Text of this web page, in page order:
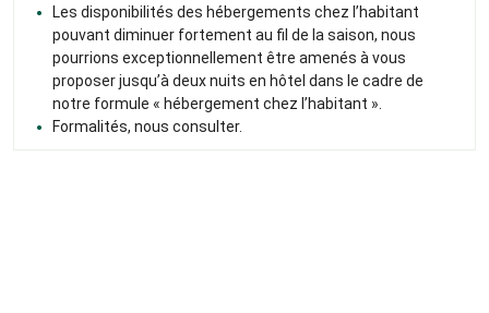
Les disponibilités des hébergements chez l’habitant
pouvant diminuer fortement au fil de la saison, nous
pourrions exceptionnellement être amenés à vous
proposer jusqu’à deux nuits en hôtel dans le cadre de
notre formule « hébergement chez l’habitant ».
Formalités, nous consulter.